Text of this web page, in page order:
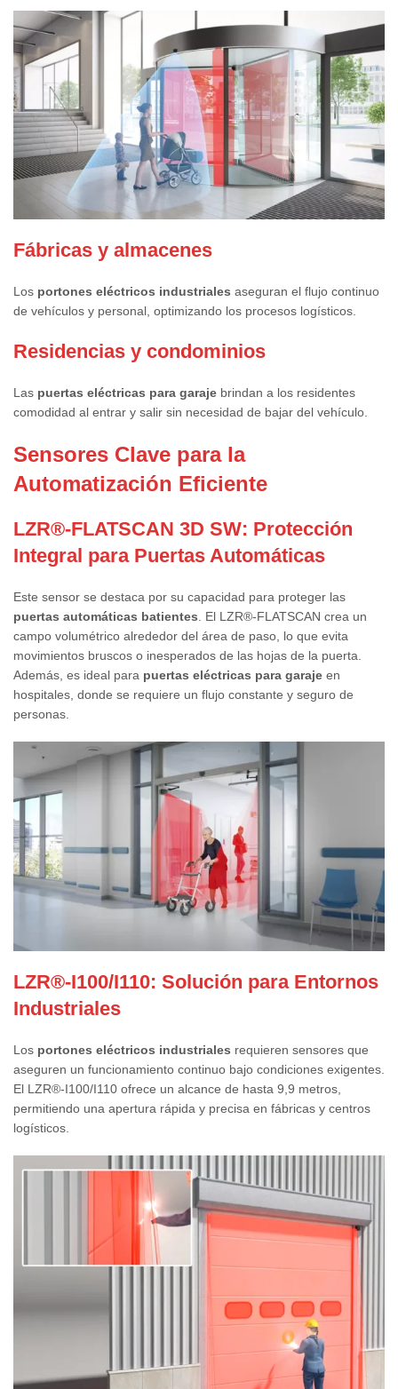
Fábricas y almacenes
Los portones eléctricos industriales aseguran el flujo continuo
de vehículos y personal, optimizando los procesos logísticos.
Residencias y condominios
Las puertas eléctricas para garaje brindan a los residentes
comodidad al entrar y salir sin necesidad de bajar del vehículo.
Sensores Clave para la
Automatización Eficiente
LZR®-FLATSCAN 3D SW: Protección
Integral para Puertas Automáticas
Este sensor se destaca por su capacidad para proteger las
puertas automáticas batientes. El LZR®-FLATSCAN crea un
campo volumétrico alrededor del área de paso, lo que evita
movimientos bruscos o inesperados de las hojas de la puerta.
Además, es ideal para puertas eléctricas para garaje en
hospitales, donde se requiere un flujo constante y seguro de
personas.
LZR®-I100/I110: Solución para Entornos
Industriales
Los portones eléctricos industriales requieren sensores que
aseguren un funcionamiento continuo bajo condiciones exigentes.
El LZR®-I100/I110 ofrece un alcance de hasta 9,9 metros,
permitiendo una apertura rápida y precisa en fábricas y centros
logísticos.